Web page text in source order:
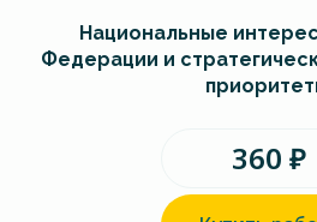
Национальные
Федерации и
360 ₽